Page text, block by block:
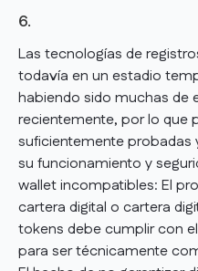
6.
Las tecnologías de
todavía en un estadio
habiendo sido muchas de
recientemente, por lo que
suficientemente probadas
su funcionamiento y
wallet incompatibles: El
cartera digital o cartera
tokens debe cumplir con
para ser técnicamente